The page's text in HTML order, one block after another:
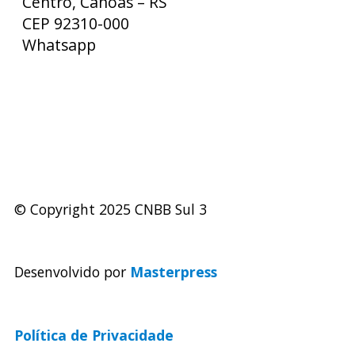
CEP 92310-000
Whatsapp
© Copyright 2025 CNBB Sul 3
Desenvolvido por Masterpress
Política de Privacidade